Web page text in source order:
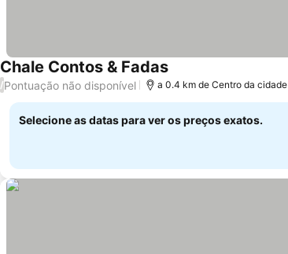
Chale Contos & Fadas
/Pontuação não disponível a 0.4 km de Centro da cidade
Selecione as datas para ver os preços exatos.